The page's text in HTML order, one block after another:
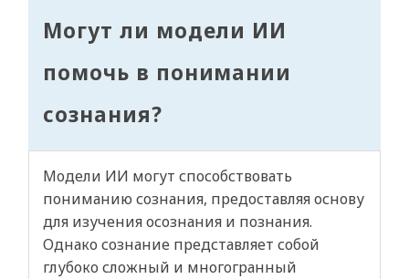
Могут ли модели ИИ
помочь в понимании
сознания?
Модели ИИ могут способствовать
пониманию сознания, предоставляя основу
для изучения осознания и познания.
Однако сознание представляет собой
глубоко сложный и многогранный